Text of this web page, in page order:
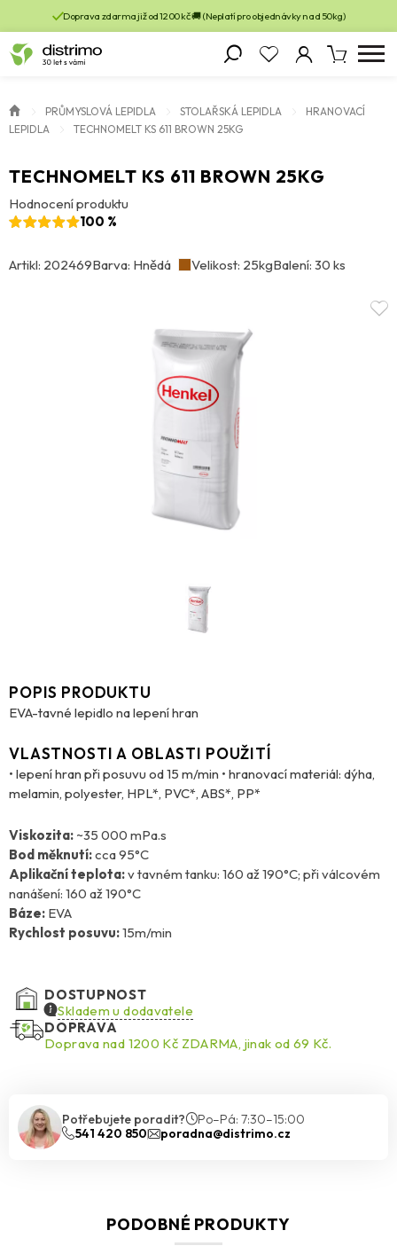
Doprava zdarma již od 1200 kč 🚚 (Neplatí pro objednávky nad 50kg)
PRŮMYSLOVÁ LEPIDLA STOLAŘSKÁ LEPIDLA
HRANOVACÍ
LEPIDLA
TECHNOMELT KS 611 BROWN 25KG
TECHNOMELT KS 611 BROWN 25KG
Hodnocení produktu
100 %
Artikl: 202469Barva: Hnědá Velikost: 25kgBalení: 30 ks
POPIS PRODUKTU
EVA-tavné lepidlo na lepení hran
VLASTNOSTI A OBLASTI POUŽITÍ
• lepení hran při posuvu od 15 m/min • hranovací materiál: dýha,
melamin, polyester, HPL*, PVC*, ABS*, PP*
Viskozita: ~35 000 mPa.s
Bod měknutí:cca 95°C
Aplikační teplota:v tavném tanku: 160 až 190°C; při válcovém
nanášení: 160 až 190°C
Báze: EVA
Rychlost posuvu:15m/min
DOSTUPNOST
Skladem u dodavatele
DOPRAVA
Doprava nad 1200 Kč ZDARMA, jinak od 69 Kč.
Potřebujete poradit?
Po–Pá: 7:30–15:00
541 420 850
poradna@distrimo.cz
PODOBNÉ PRODUKTY